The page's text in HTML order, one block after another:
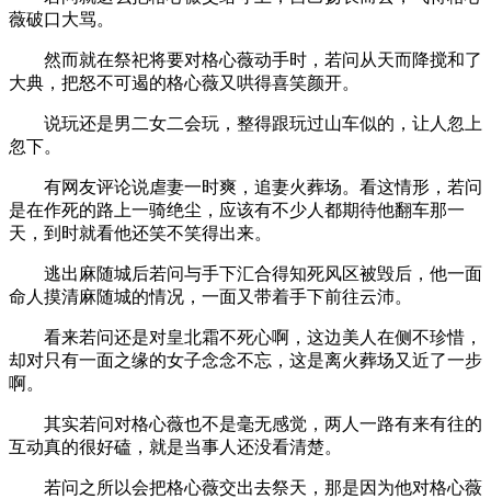
薇破口大骂。
然而就在祭祀将要对格心薇动手时，若问从天而降搅和了
大典，把怒不可遏的格心薇又哄得喜笑颜开。
说玩还是男二女二会玩，整得跟玩过山车似的，让人忽上
忽下。
有网友评论说虐妻一时爽，追妻火葬场。看这情形，若问
是在作死的路上一骑绝尘，应该有不少人都期待他翻车那一
天，到时就看他还笑不笑得出来。
逃出麻随城后若问与手下汇合得知死风区被毁后，他一面
命人摸清麻随城的情况，一面又带着手下前往云沛。
看来若问还是对皇北霜不死心啊，这边美人在侧不珍惜，
却对只有一面之缘的女子念念不忘，这是离火葬场又近了一步
啊。
其实若问对格心薇也不是毫无感觉，两人一路有来有往的
互动真的很好磕，就是当事人还没看清楚。
若问之所以会把格心薇交出去祭天，那是因为他对格心薇